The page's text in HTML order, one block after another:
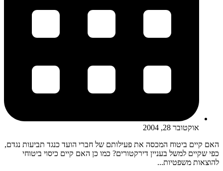
אוקטובר 28, 2004
האם קיים ביטוח המכסה את פעילותם של חברי הועד כנגד תביעות נגדם,
כפי שקיים למשל בעניין דירקטורים? כמו כן האם קיים כיסוי ביטוחי
להוצאות משפטיות...